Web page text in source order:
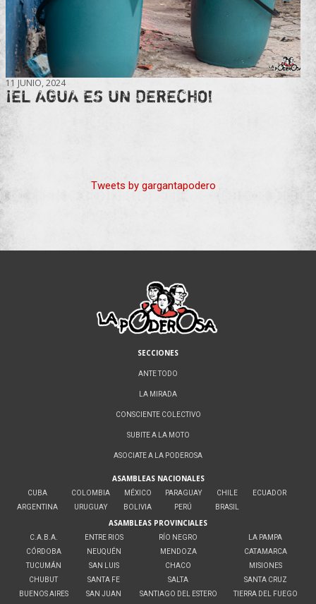
11 JUNIO, 2024
¡EL AGUA ES UN DERECHO!
Tweets by gargantapodero
SECCIONES
ANTE TODO
LA MIRADA
CONSCIENTE COLECTIVO
SUBITE A LA MOTO
ASOCIATE A LA PODEROSA
ASAMBLEAS NACIONALES
CUBA
ARGENTINA
COLOMBIA
URUGUAY
MÉXICO
BOLIVIA
PARAGUAY
PERÚ
CHILE
BRASIL
ECUADOR
ASAMBLEAS PROVINCIALES
C.A.B.A.
CÓRDOBA
TUCUMÁN
CHUBUT
BUENOS AIRES
ENTRE RIOS
NEUQUÉN
SAN LUIS
SANTA FE
SAN JUAN
RÍO NEGRO
MENDOZA
CHACO
SALTA
SANTIAGO DEL ESTERO
LA PAMPA
CATAMARCA
MISIONES
SANTA CRUZ
TIERRA DEL FUEGO